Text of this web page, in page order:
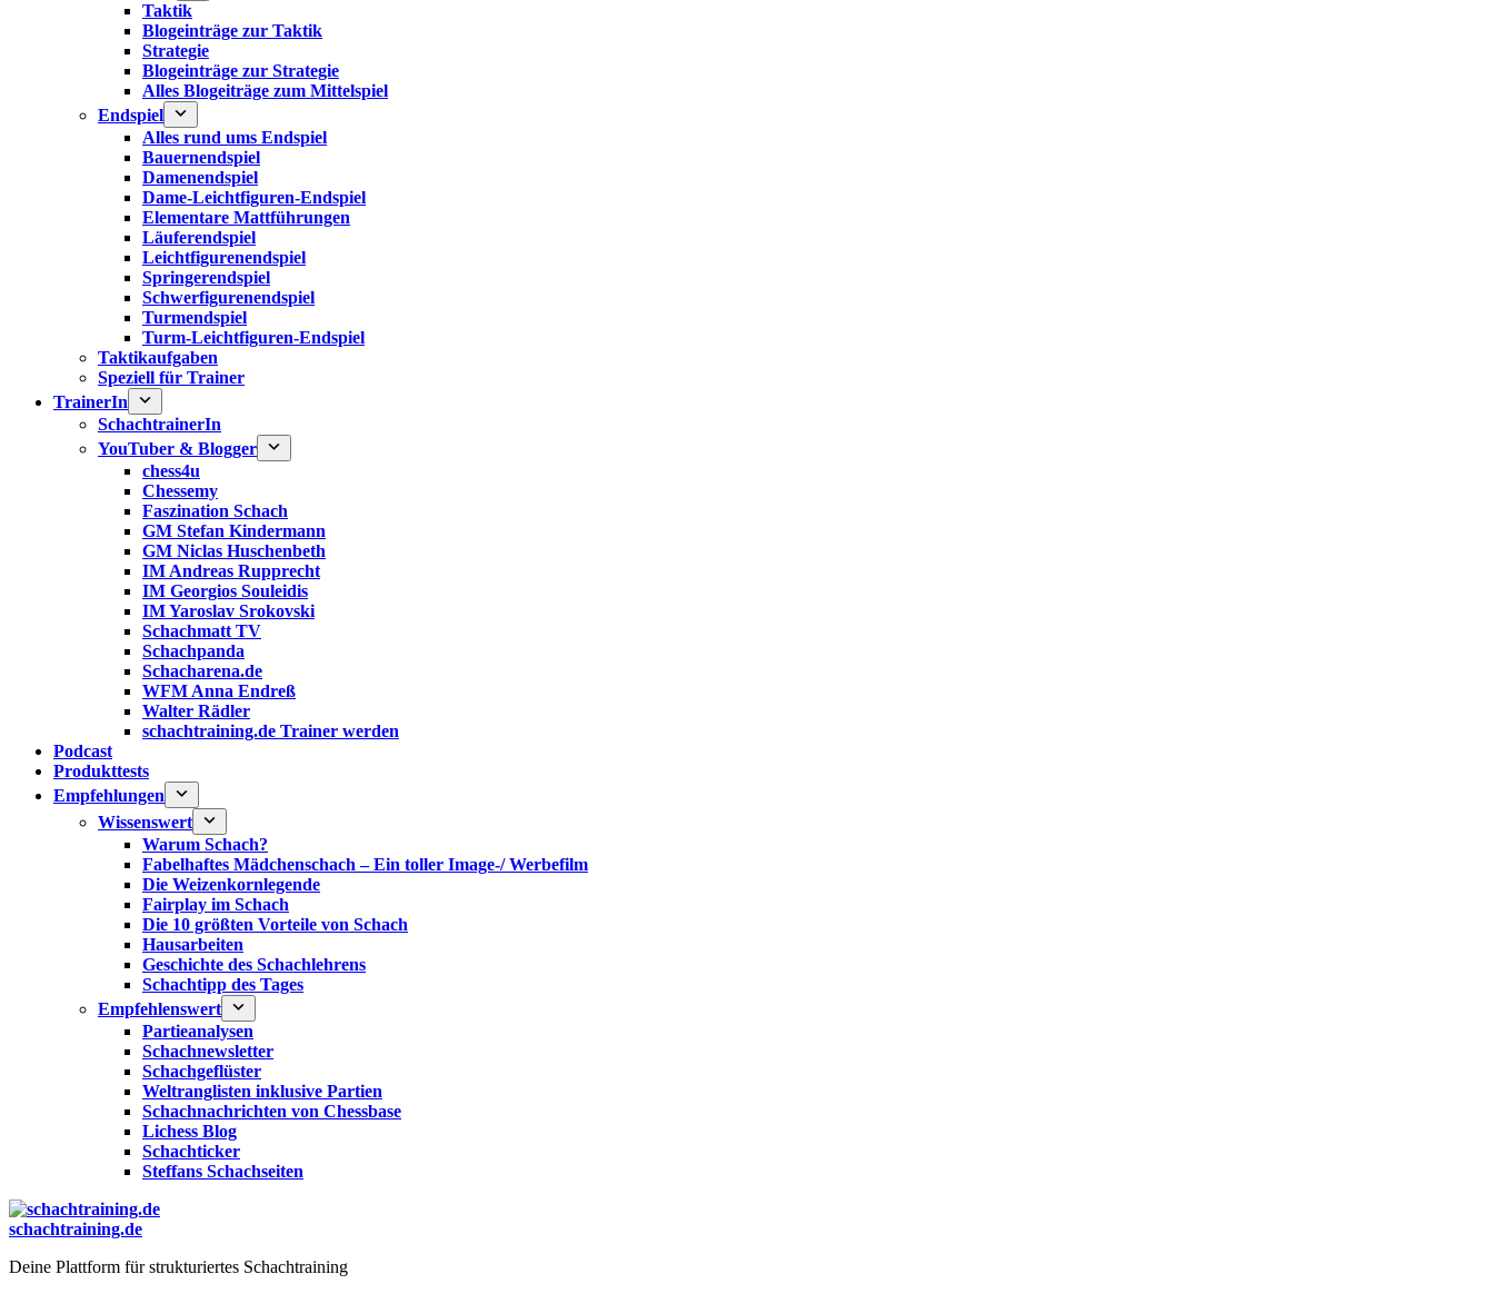
Taktik
Blogeinträge zur Taktik
Strategie
Blogeinträge zur Strategie
Alles Blogeiträge zum Mittelspiel
Endspiel
Alles rund ums Endspiel
Bauernendspiel
Damenendspiel
Dame-Leichtfiguren-Endspiel
Elementare Mattführungen
Läuferendspiel
Leichtfigurenendspiel
Springerendspiel
Schwerfigurenendspiel
Turmendspiel
Turm-Leichtfiguren-Endspiel
Taktikaufgaben
Speziell für Trainer
TrainerIn
SchachtrainerIn
YouTuber & Blogger
chess4u
Chessemy
Faszination Schach
GM Stefan Kindermann
GM Niclas Huschenbeth
IM Andreas Rupprecht
IM Georgios Souleidis
IM Yaroslav Srokovski
Schachmatt TV
Schachpanda
Schacharena.de
WFM Anna Endreß
Walter Rädler
schachtraining.de Trainer werden
Podcast
Produkttests
Empfehlungen
Wissenswert
Warum Schach?
Fabelhaftes Mädchenschach – Ein toller Image-/ Werbefilm
Die Weizenkornlegende
Fairplay im Schach
Die 10 größten Vorteile von Schach‎
Hausarbeiten
Geschichte des Schachlehrens
Schachtipp des Tages
Empfehlenswert
Partieanalysen
Schachnewsletter
Schachgeflüster
Weltranglisten inklusive Partien
Schachnachrichten von Chessbase
Lichess Blog
Schachticker
Steffans Schachseiten
schachtraining.de
Deine Plattform für strukturiertes Schachtraining